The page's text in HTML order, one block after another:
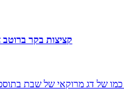
קציצות בקר
של דג מרוקאי של שבת